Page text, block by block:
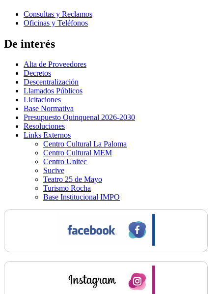
Consultas y Reclamos
Oficinas y Teléfonos
De interés
Alta de Proveedores
Decretos
Descentralización
Llamados Públicos
Licitaciones
Base Normativa
Presupuesto Quinquenal 2026-2030
Resoluciones
Links Externos
Centro Cultural La Paloma
Centro Cultural MEM
Centro Unitec
Sucive
Teatro 25 de Mayo
Turismo Rocha
Base Institucional IMPO